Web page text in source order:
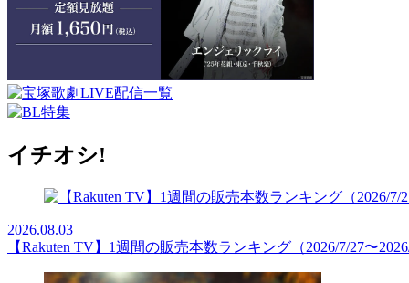
イチオシ!
2026.08.03
【Rakuten TV】1週間の販売本数ランキング（2026/7/27〜2026/